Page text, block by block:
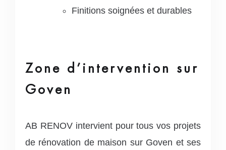
Finitions soignées et durables
Zone d’intervention sur
Goven
AB RENOV intervient pour tous vos projets
de rénovation de maison sur Goven et ses